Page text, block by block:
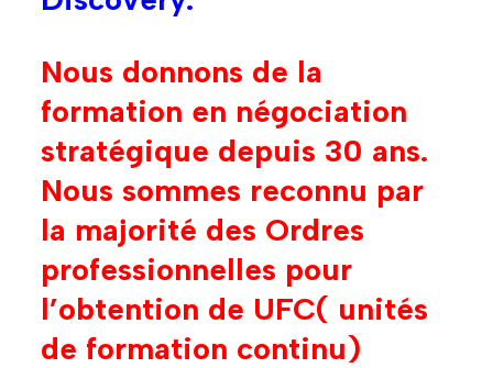
Nous donnons de la
formation en négociation
stratégique depuis 30 ans.
Nous sommes reconnu par
la majorité des Ordres
professionnelles pour
l’obtention de UFC( unités
de formation continu)